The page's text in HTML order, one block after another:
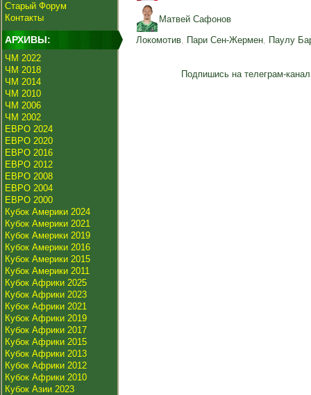
Старый Форум
Контакты
АРХИВЫ:
ЧМ 2022
ЧМ 2018
ЧМ 2014
ЧМ 2010
ЧМ 2006
ЧМ 2002
ЕВРО 2024
ЕВРО 2020
ЕВРО 2016
ЕВРО 2012
ЕВРО 2008
ЕВРО 2004
ЕВРО 2000
Кубок Америки 2024
Кубок Америки 2021
Кубок Америки 2019
Кубок Америки 2016
Кубок Америки 2015
Кубок Америки 2011
Кубок Африки 2025
Кубок Африки 2023
Кубок Африки 2021
Кубок Африки 2019
Кубок Африки 2017
Кубок Африки 2015
Кубок Африки 2013
Кубок Африки 2012
Кубок Африки 2010
Кубок Азии 2023
Матвей Сафонов
Локомотив, Пари Сен-Жермен, Паулу
Подпишись на телеграм-